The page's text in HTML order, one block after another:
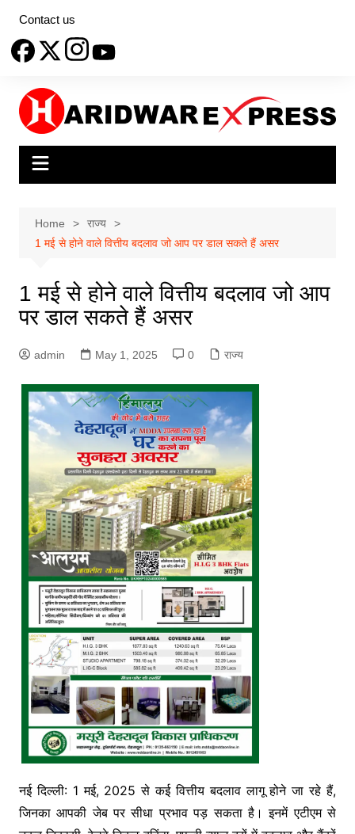
content
Contact us
Home
राज्य
1 मई से होने वाले वित्तीय बदलाव जो आप पर डाल सकते हैं असर
1 मई से होने वाले वित्तीय बदलाव जो आप
पर डाल सकते हैं असर
admin May 1, 2025 0 राज्य
नई दिल्ली: 1 मई, 2025 से कई वित्तीय बदलाव लागू होने जा रहे हैं,
जिनका आपकी जेब पर सीधा प्रभाव पड़ सकता है। इनमें एटीएम से